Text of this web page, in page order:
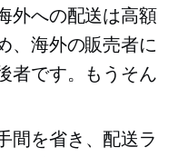
外への配送は高額
、海外の販売者に
者です。もうそん
間を省き、配送ラ